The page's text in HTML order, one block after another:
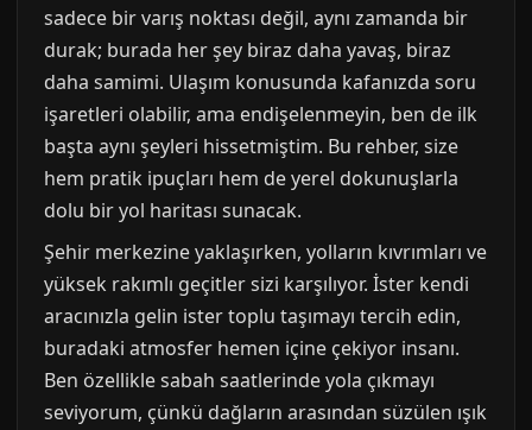
sadece bir varış noktası değil, aynı zamanda bir
durak; burada her şey biraz daha yavaş, biraz
daha samimi. Ulaşım konusunda kafanızda soru
işaretleri olabilir, ama endişelenmeyin, ben de ilk
başta aynı şeyleri hissetmiştim. Bu rehber, size
hem pratik ipuçları hem de yerel dokunuşlarla
dolu bir yol haritası sunacak.
Şehir merkezine yaklaşırken, yolların kıvrımları ve
yüksek rakımlı geçitler sizi karşılıyor. İster kendi
aracınızla gelin ister toplu taşımayı tercih edin,
buradaki atmosfer hemen içine çekiyor insanı.
Ben özellikle sabah saatlerinde yola çıkmayı
seviyorum, çünkü dağların arasından süzülen ışık